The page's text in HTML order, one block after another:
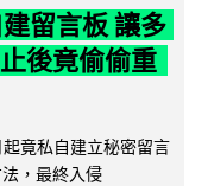
留言板 讓多
後竟偷偷重
竟私自建立秘密留言
，最終入侵